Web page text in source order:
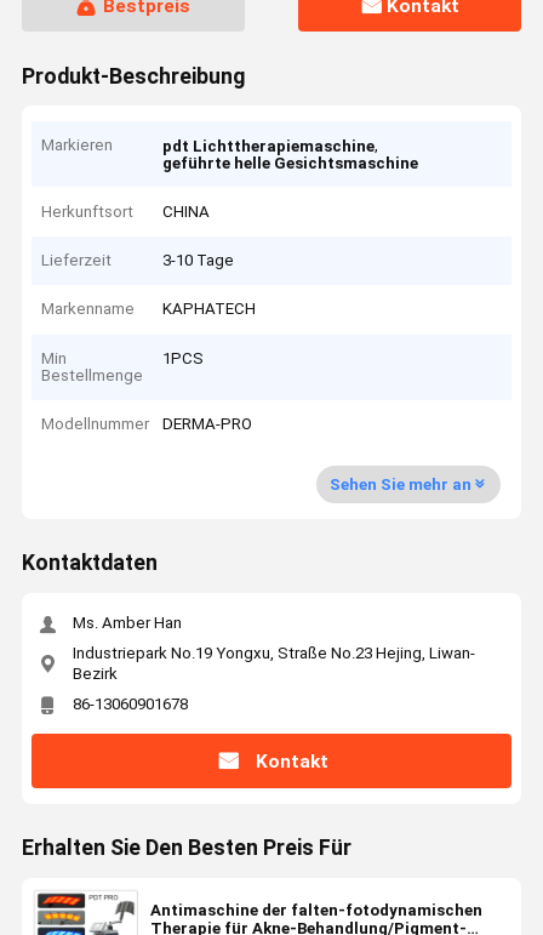
Bestpreis Kontakt
Produkt-Beschreibung
Markieren pdt Lichttherapiemaschine,
geführte helle Gesichtsmaschine
Herkunftsort CHINA
Lieferzeit 3-10 Tage
Markenname KAPHATECH
Min
Bestellmenge
1PCS
Modellnummer DERMA-PRO
Sehen Sie mehr an
Kontaktdaten
Ms. Amber Han
Industriepark No.19 Yongxu, Straße No.23 Hejing, Liwan-
Bezirk
86-13060901678
Kontakt
Erhalten Sie Den Besten Preis Für
Antimaschine der falten-fotodynamischen
Therapie für Akne-Behandlung/Pigment-